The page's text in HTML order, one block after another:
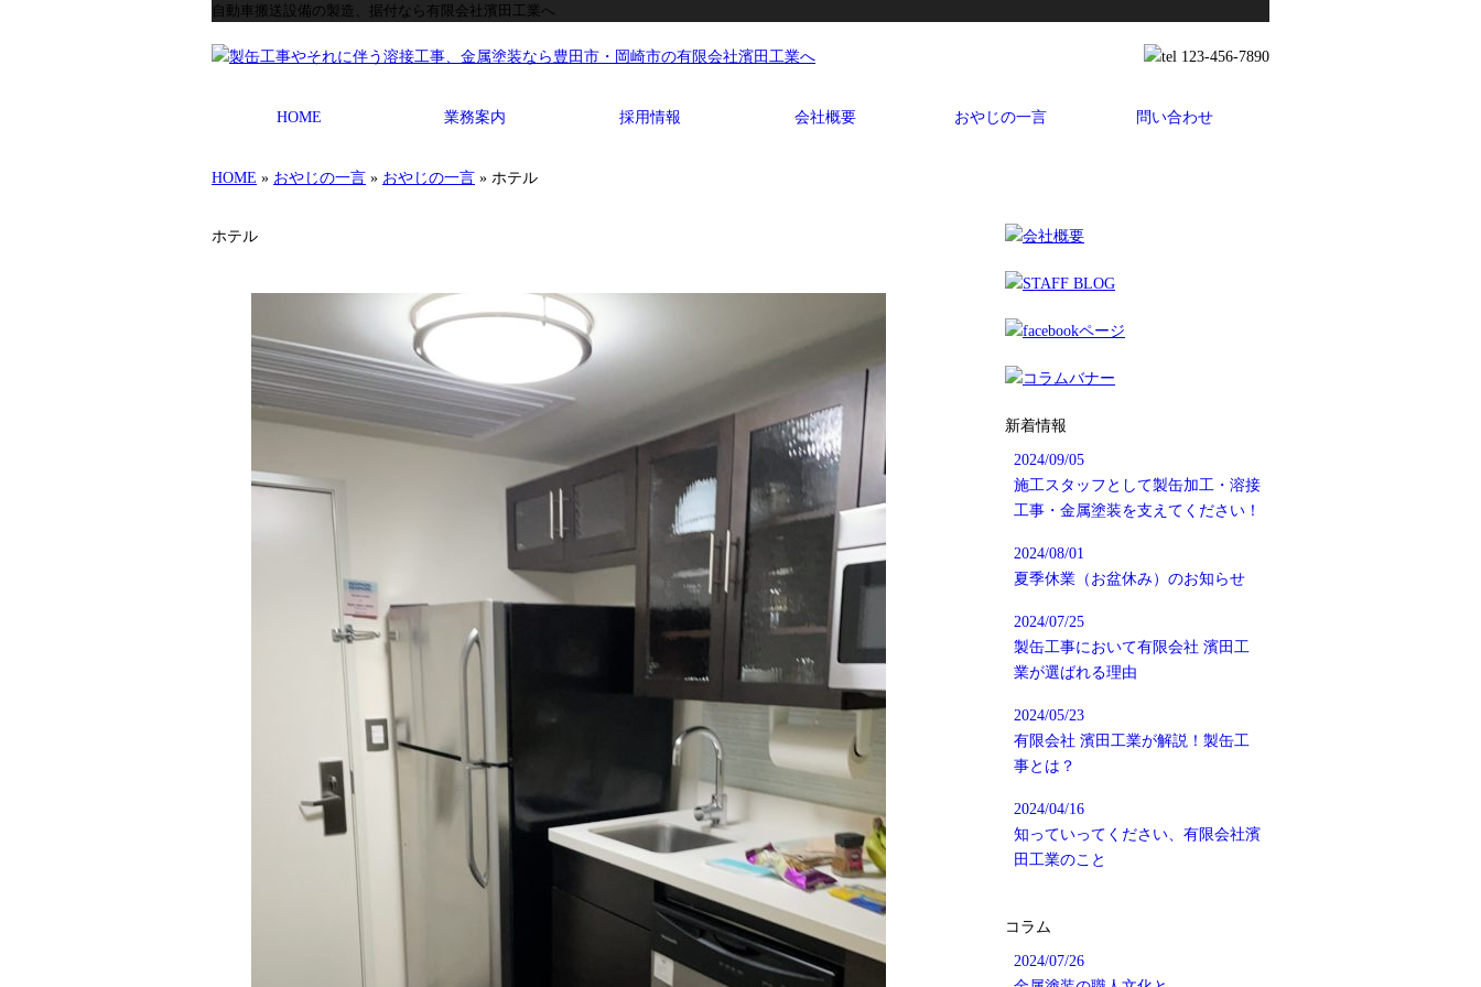
自動車搬送設備の製造、据付なら有限会社濱田工業へ
HOME 業務案内 採用情報 会社概要 おやじの一言 問い合わせ
HOME » おやじの一言 » おやじの一言 » ホテル
ホテル
新着情報
2024/09/05
施工スタッフとして製缶加工・溶接
工事・金属塗装を支えてください！
2024/08/01
夏季休業（お盆休み）のお知らせ
2024/07/25
製缶工事において有限会社 濱田工
業が選ばれる理由
2024/05/23
有限会社 濱田工業が解説！製缶工
事とは？
2024/04/16
知っていってください、有限会社濱
田工業のこと
コラム
2024/07/26